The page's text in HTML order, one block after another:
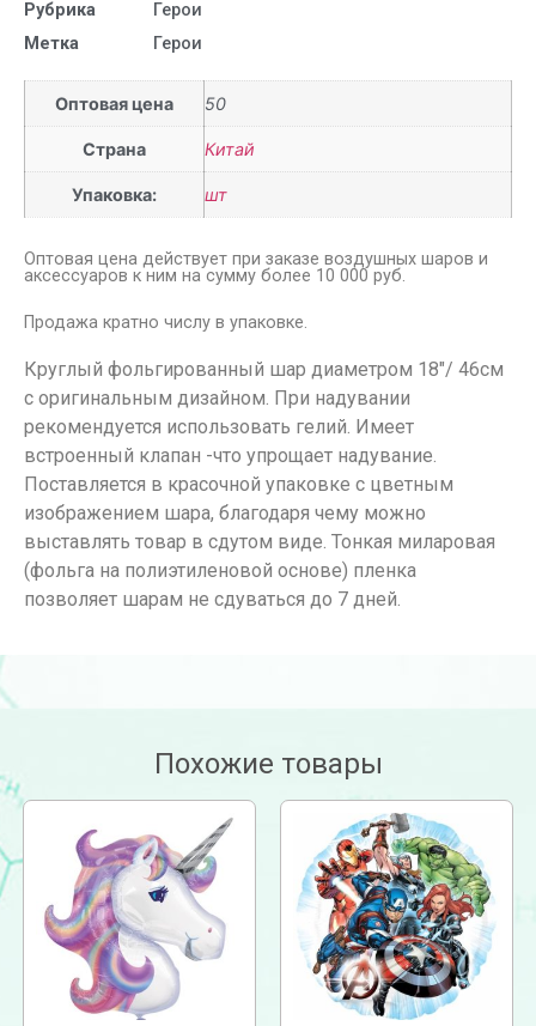
Рубрика
Герои
Метка
Герои
Оптовая цена 50
Страна Китай
Упаковка: шт
Оптовая цена действует при заказе воздушных шаров и
аксессуаров к ним на сумму более 10 000 руб.
Продажа кратно числу в упаковке.
Круглый фольгированный шар диаметром 18″/ 46см
с оригинальным дизайном. При надувании
рекомендуется использовать гелий. Имеет
встроенный клапан -что упрощает надувание.
Поставляется в красочной упаковке с цветным
изображением шара, благодаря чему можно
выставлять товар в сдутом виде. Тонкая миларовая
(фольга на полиэтиленовой основе) пленка
позволяет шарам не сдуваться до 7 дней.
Похожие товары